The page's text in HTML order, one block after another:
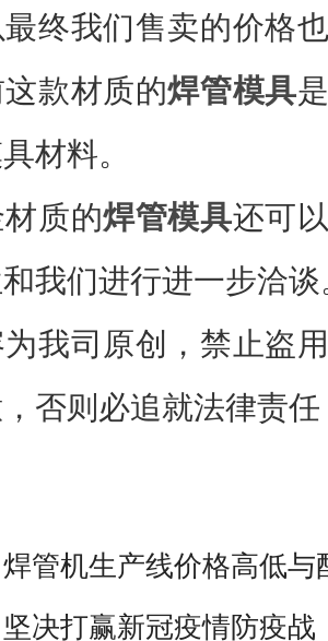
终我们售卖的价格
款材质的焊管模具
材料。
质的焊管模具还可
我们进行进一步洽谈
为我司原创，禁止盗
否则必追就法律责任
焊管机生产线价格高低与
坚决打赢新冠疫情防疫